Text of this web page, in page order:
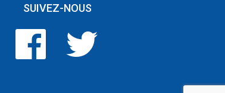
SUIVEZ-NOUS